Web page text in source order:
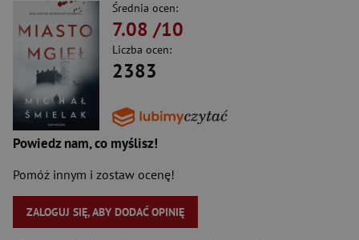
Średnia ocen:
7.08 /10
Liczba ocen:
2383
Powiedz nam, co myślisz!
Pomóż innym i zostaw ocenę!
ZALOGUJ SIĘ, ABY DODAĆ OPINIĘ